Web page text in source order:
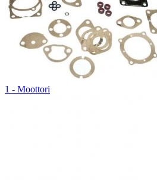
1 - Moottori